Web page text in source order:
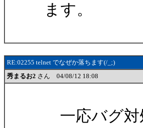
ます。
RE:02255 telnet でなぜか落ちます(/_;)
秀まるお2 さん 04/08/12 18:08
一応バグ対